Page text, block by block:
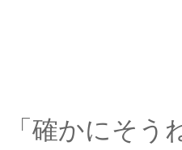
俺の言葉
「確かにそう